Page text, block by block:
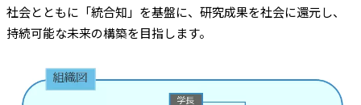
社会とともに「統合知」を基盤に、研究成果を社会に還元し、
持続可能な未来の構築を目指します。